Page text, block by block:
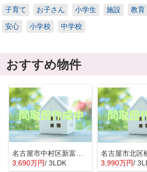
子育て
お子さん 小学生 施設 教育
安心 小学校 中学校
おすすめ物件
3,690万円/ 3LDK
3,990万円/